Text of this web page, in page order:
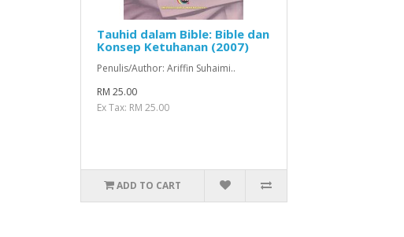
Tauhid dalam Bible: Bible dan
Konsep Ketuhanan (2007)
Penulis/Author: Ariffin Suhaimi..
RM 25.00
Ex Tax: RM 25.00
ADD TO CART